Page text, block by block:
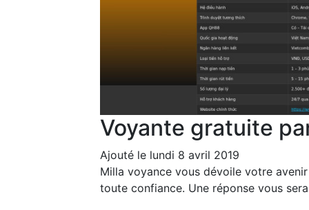
Voyante gratuite
Ajouté le lundi 8 avril 2019
Milla voyance vous dévoile votre
toute confiance. Une réponse vous